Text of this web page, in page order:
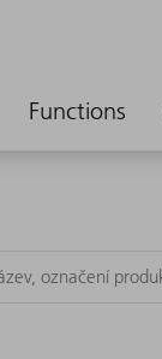
Functions